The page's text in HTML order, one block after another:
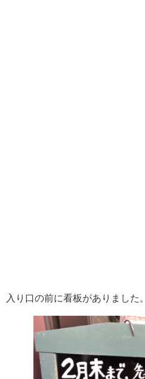
入り口の前に看板がありました。